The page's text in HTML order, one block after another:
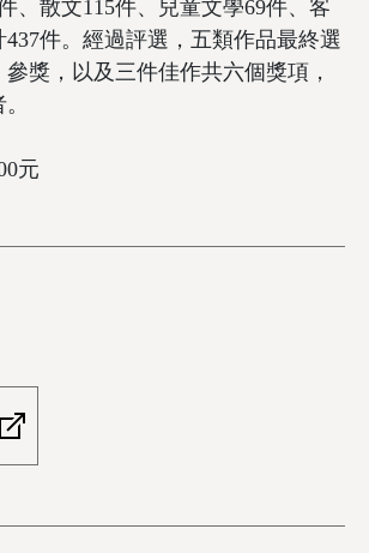
、散文115件、兒童文學69件、客
件。經過評選，五類作品最終選
獎，以及三件佳作共六個獎項，
元